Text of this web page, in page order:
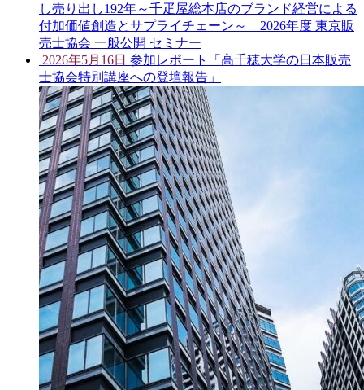
し売り出し192年～千疋屋総本店のブランド経営による
付加価値創造とサプライチェーン～ 2026年度 東京販
売士協会 一般公開 セミナー
2026年5月16日 参加レポート「高千穂大学の日本販売
士協会特別講座への登壇報告」